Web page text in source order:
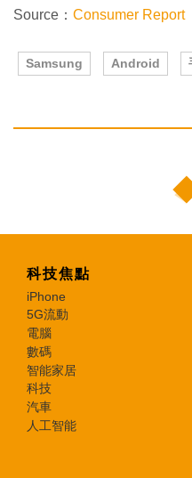
Source： Consumer Report
Samsung Android
科技焦點
iPhone
5G流動
電腦
數碼
智能家居
科技
汽車
人工智能